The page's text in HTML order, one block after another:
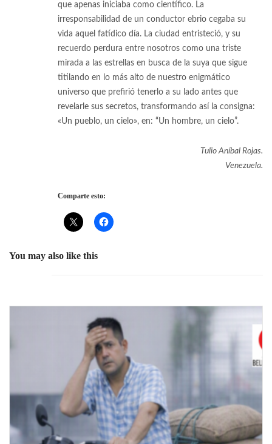
que apenas iniciaba como científico. La
irresponsabilidad de un conductor ebrio cegaba su
vida aquel fatídico día. La ciudad entristeció, y su
recuerdo perdura entre nosotros como una triste
mirada a las estrellas en busca de la suya que sigue
titilando en lo más alto de nuestro enigmático
universo que prefirió tenerlo a su lado antes que
revelarle sus secretos, transformando así la consigna:
«Un pueblo, un cielo», en: “Un hombre, un cielo”.
Tulio Aníbal Rojas.
Venezuela.
Comparte esto:
You may also like this